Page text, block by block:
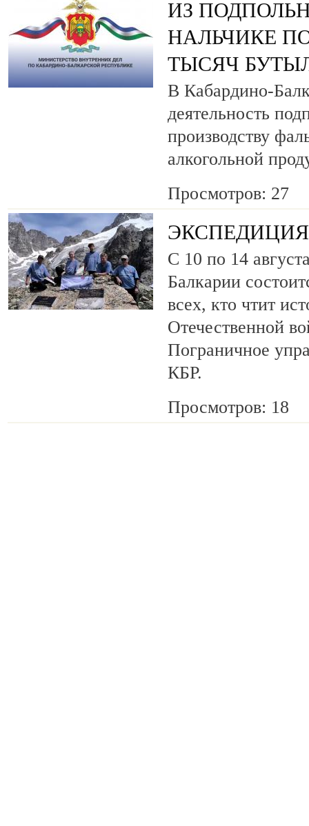
ИЗ
НАЛЬЧИКЕ
ТЫСЯЧ
В Кабардино-
деятельность
производству
алкогольной
Просмотров: 27
С 10 по 14
Балкарии
всех, кто чтит
Отечественной
Пограничное
КБР.
Просмотров: 18